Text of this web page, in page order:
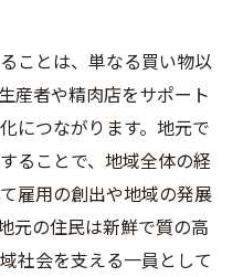
ことは、単なる買い物以
産者や精肉店をサポート
につながります。地元で
ることで、地域全体の経
雇用の創出や地域の発展
元の住民は新鮮で質の高
社会を支える一員として